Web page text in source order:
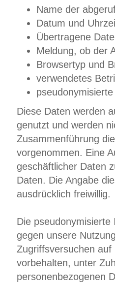
Name der
Datum und
Übertragene
Meldung, ob der
Browsertyp und
verwendetes
Diese Daten werden
genutzt und werden
Zusammenführung
vorgenommen. Eine
geschäftlicher Daten
Daten. Die Angabe
ausdrücklich freiwillig.
Die
gegen unsere
Zugriffsversuchen
vorbehalten, unter
personenbezogenen